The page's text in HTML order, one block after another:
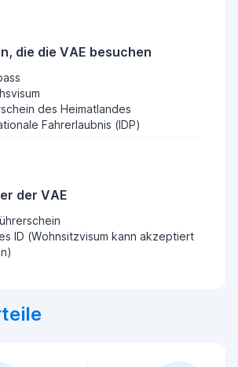
die die VAE besuchen
des Heimatlandes
Fahrerlaubnis (IDP)
der VAE
ID (Wohnsitzvisum kann akzeptiert